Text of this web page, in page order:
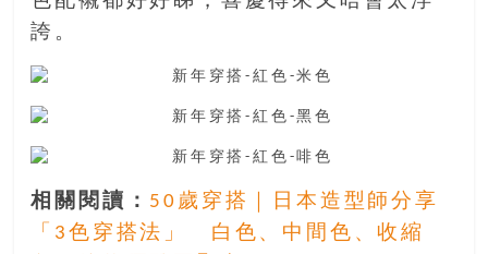
態
度，
迎
接
豐
盛
的
第
誇。
相關閱讀： 50歲穿搭｜日本造型師分享
「3色穿搭法」 白色、中間色、收縮